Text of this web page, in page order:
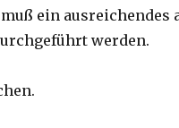
ein ausreichendes
werden.